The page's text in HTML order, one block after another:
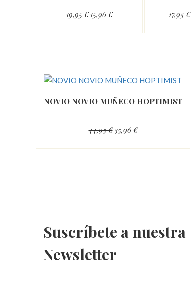
19,95 € 15,96 € 17,95 €
NOVIO NOVIO MUÑECO HOPTIMIST
44,95 € 35,96 €
Suscríbete a nuestra
Newsletter